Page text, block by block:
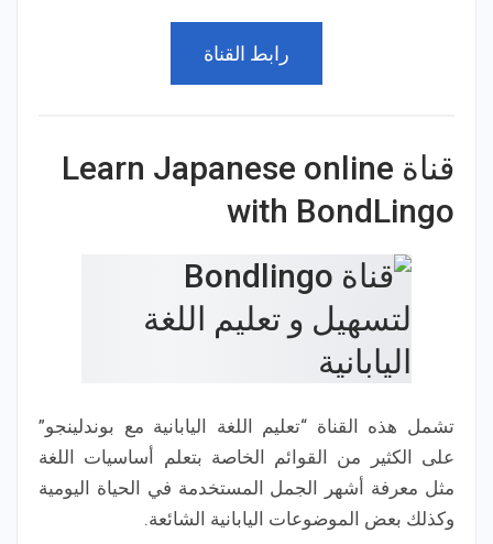
رابط القناة
قناة Learn Japanese online
with BondLingo
تشمل هذه القناة “تعليم اللغة اليابانية مع بوندلينجو”
على الكثير من القوائم الخاصة بتعلم أساسيات اللغة
مثل معرفة أشهر الجمل المستخدمة في الحياة اليومية
وكذلك بعض الموضوعات اليابانية الشائعة.